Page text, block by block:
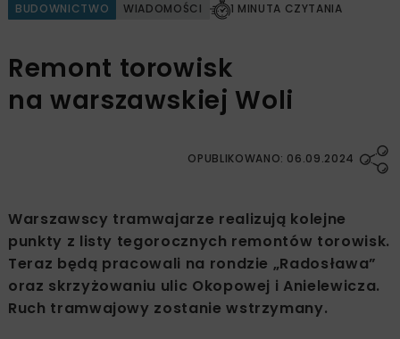
BUDOWNICTWO WIADOMOŚCI 1 MINUTA CZYTANIA
Remont torowisk
na warszawskiej Woli
OPUBLIKOWANO: 06.09.2024
Warszawscy tramwajarze realizują kolejne
punkty z listy tegorocznych remontów torowisk.
Teraz będą pracowali na rondzie „Radosława”
oraz skrzyżowaniu ulic Okopowej i Anielewicza.
Ruch tramwajowy zostanie wstrzymany.